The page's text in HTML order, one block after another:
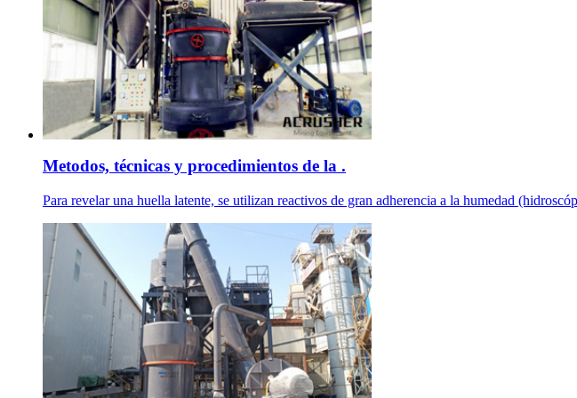
Metodos, técnicas y procedimientos de la .
Para revelar una huella latente, se utilizan reactivos de gran adherencia a la humedad